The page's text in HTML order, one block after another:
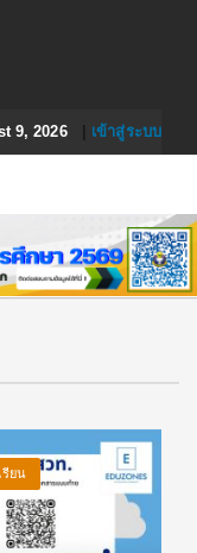
9, 2026| เข้าสู่ระบบ
รียน